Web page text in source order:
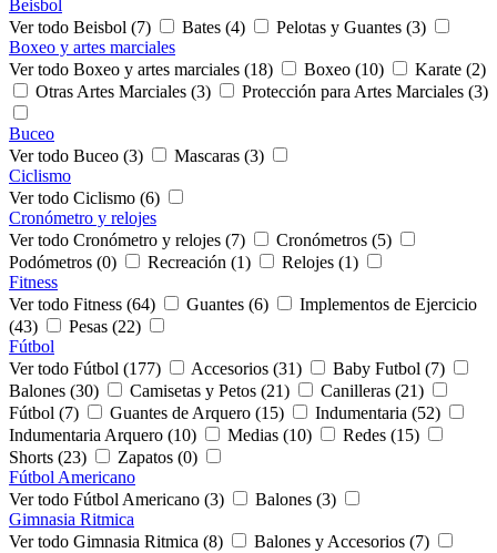
Beisbol
Ver todo Beisbol (7)
Bates (4)
Pelotas y Guantes (3)
Boxeo y artes marciales
Ver todo Boxeo y artes marciales (18)
Boxeo (10)
Karate (2)
Otras Artes Marciales (3)
Protección para Artes Marciales (3)
Buceo
Ver todo Buceo (3)
Mascaras (3)
Ciclismo
Ver todo Ciclismo (6)
Cronómetro y relojes
Ver todo Cronómetro y relojes (7)
Cronómetros (5)
Podómetros (0)
Recreación (1)
Relojes (1)
Fitness
Ver todo Fitness (64)
Guantes (6)
Implementos de Ejercicio
(43)
Pesas (22)
Fútbol
Ver todo Fútbol (177)
Accesorios (31)
Baby Futbol (7)
Balones (30)
Camisetas y Petos (21)
Canilleras (21)
Fútbol (7)
Guantes de Arquero (15)
Indumentaria (52)
Indumentaria Arquero (10)
Medias (10)
Redes (15)
Shorts (23)
Zapatos (0)
Fútbol Americano
Ver todo Fútbol Americano (3)
Balones (3)
Gimnasia Ritmica
Ver todo Gimnasia Ritmica (8)
Balones y Accesorios (7)